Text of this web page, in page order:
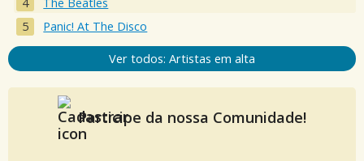
Panic! At The Disco
Ver todos: Artistas em alta
Participe da nossa Comunidade!